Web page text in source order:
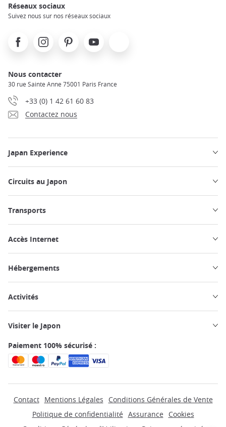
Réseaux sociaux
Suivez nous sur nos réseaux sociaux
FacebookInstagramPinterest Youtube
Nous contacter
30 rue Sainte Anne 75001 Paris France
+33 (0) 1 42 61 60 83
Contactez nous
Japan Experience
Circuits au Japon
Transports
Accès Internet
Hébergements
Activités
Visiter le Japon
Paiement 100% sécurisé :
Contact Mentions Légales
Conditions Générales de Vente
Politique de confidentialité Assurance
Cookies